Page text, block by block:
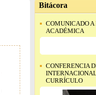
Bitácora
COMUNICADO
ACADÉMICA
CONFERENCIA
CURRÍCULO